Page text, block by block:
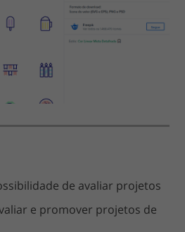
de avaliar projetos
e promover projetos de